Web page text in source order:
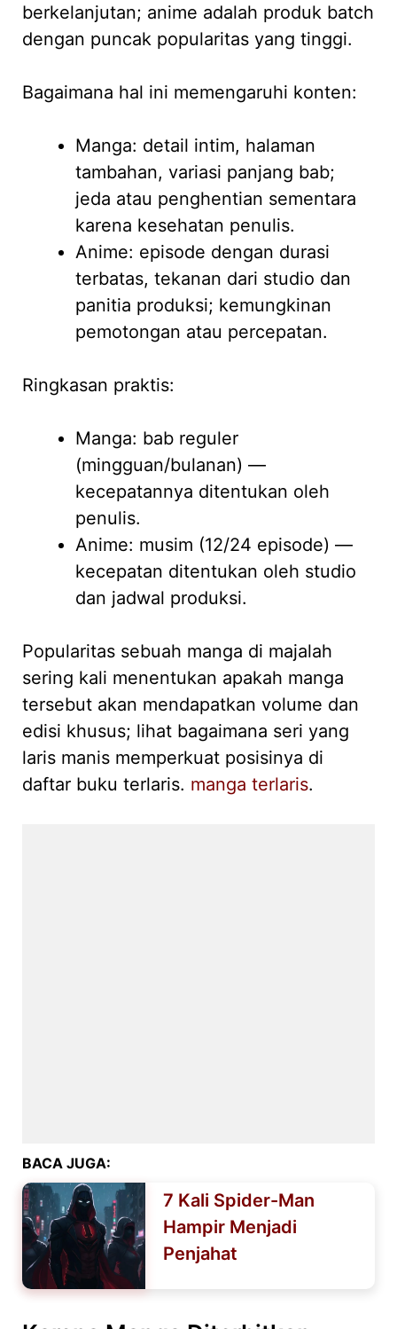
berkelanjutan; anime adalah produk batch
dengan puncak popularitas yang tinggi.
Bagaimana hal ini memengaruhi konten:
Manga: detail intim, halaman
tambahan, variasi panjang bab;
jeda atau penghentian sementara
karena kesehatan penulis.
Anime: episode dengan durasi
terbatas, tekanan dari studio dan
panitia produksi; kemungkinan
pemotongan atau percepatan.
Ringkasan praktis:
Manga: bab reguler
(mingguan/bulanan) —
kecepatannya ditentukan oleh
penulis.
Anime: musim (12/24 episode) —
kecepatan ditentukan oleh studio
dan jadwal produksi.
Popularitas sebuah manga di majalah
sering kali menentukan apakah manga
tersebut akan mendapatkan volume dan
edisi khusus; lihat bagaimana seri yang
laris manis memperkuat posisinya di
daftar buku terlaris. manga terlaris.
BACA JUGA:
7 Kali Spider-Man
Hampir Menjadi
Penjahat